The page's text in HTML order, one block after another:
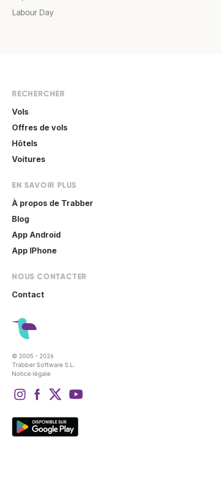
Labour Day
RECHERCHER
Vols
Offres de vols
Hôtels
Voitures
EN SAVOIR PLUS
À propos de Trabber
Blog
App Android
App IPhone
NOUS CONTACTER
Contact
© 2005 - 2026
Trabber Software S.L.
Notice légale